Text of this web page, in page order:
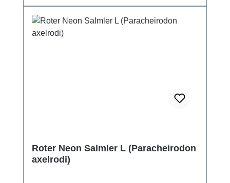
Roter Neon Salmler L (Paracheirodon
axelrodi)